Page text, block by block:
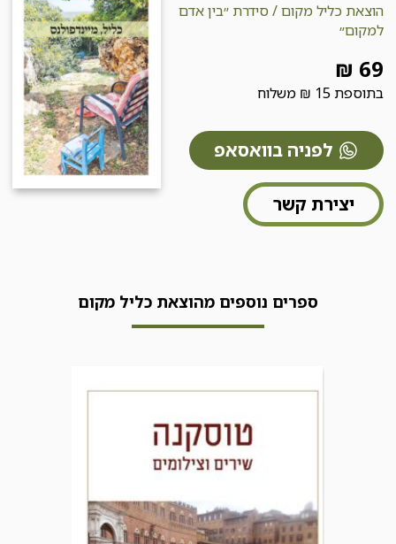
הוצאת כליל מקום / סידרת ״בין אדם
למקום״
69 ₪
בתוספת 15 ₪ משלוח
לפניה בוואסאפ
יצירת קשר
ספרים נוספים מהוצאת כליל מקום